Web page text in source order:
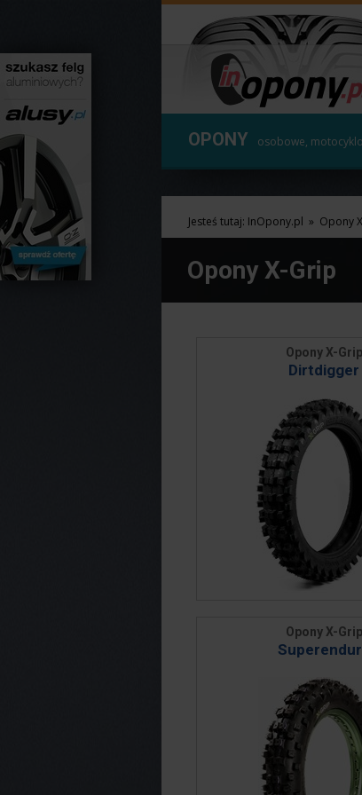
OPONY osobowe,
Jesteś tutaj: InOpony.pl » Opony
Opony X-Grip
Opony X-Grip
Dirtdigger
Opony X-Grip